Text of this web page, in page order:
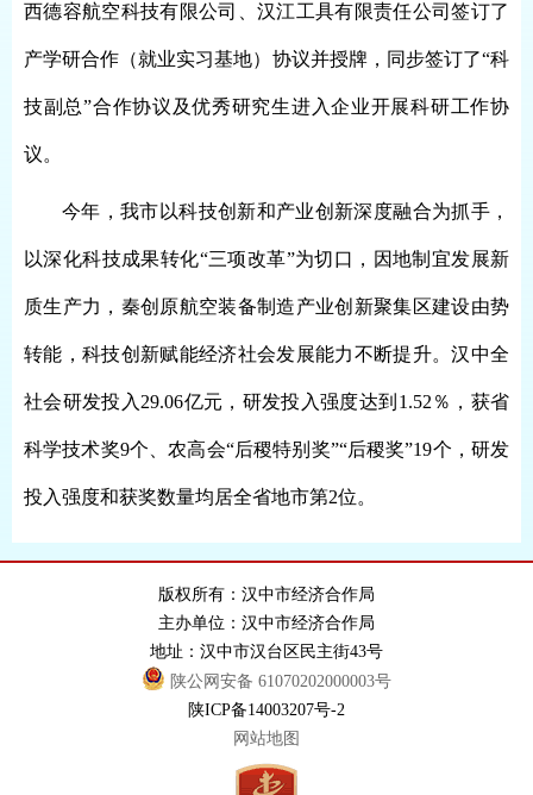
西德容航空科技有限公司、汉江工具有限责任公司签订了
产学研合作（就业实习基地）协议并授牌，同步签订了“科
技副总”合作协议及优秀研究生进入企业开展科研工作协
议。
今年，我市以科技创新和产业创新深度融合为抓手，
以深化科技成果转化“三项改革”为切口，因地制宜发展新
质生产力，秦创原航空装备制造产业创新聚集区建设由势
转能，科技创新赋能经济社会发展能力不断提升。汉中全
社会研发投入29.06亿元，研发投入强度达到1.52％，获省
科学技术奖9个、农高会“后稷特别奖”“后稷奖”19个，研发
投入强度和获奖数量均居全省地市第2位。
版权所有：汉中市经济合作局
主办单位：汉中市经济合作局
地址：汉中市汉台区民主街43号
陕公网安备 61070202000003号
陕ICP备14003207号-2
网站地图